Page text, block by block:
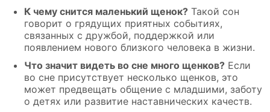
К чему снится маленький щенок? Такой сон
говорит о грядущих приятных событиях,
связанных с дружбой, поддержкой или
появлением нового близкого человека в жизни.
Что значит видеть во сне много щенков? Если
во сне присутствует несколько щенков, это
может предвещать общение с младшими, заботу
о детях или развитие наставнических качеств.